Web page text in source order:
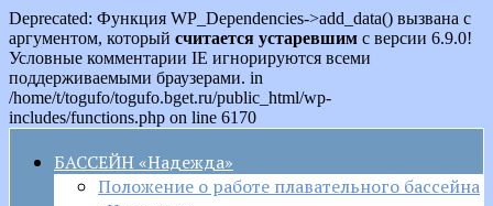
Deprecated: Функция WP_Dependencies->add_data() вызвана с
аргументом, который считается устаревшим с версии 6.9.0!
Условные комментарии IE игнорируются всеми
поддерживаемыми браузерами. in
/home/t/togufo/togufo.bget.ru/public_html/wp-
includes/functions.php on line 6170
БАССЕЙН «Надежда»
Положение о работе плавательного бассейна